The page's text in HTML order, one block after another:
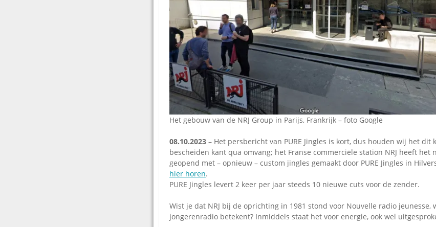
Omroepbanden
Stoomfluit Klaas
Vaak
Uitvinding
jinglecassette
Het gebouw van de NRJ Group in Parijs, Frankrijk – foto Google
08.10.2023 – Het persbericht van PURE Jingles is kort, dus houden wij het dit
bescheiden kant qua omvang; het Franse commerciële station NRJ heeft het
geopend met – opnieuw – custom jingles gemaakt door PURE Jingles in
hier horen.
PURE Jingles levert 2 keer per jaar steeds 10 nieuwe cuts voor de zender.
Wist je dat NRJ bij de oprichting in 1981 stond voor Nouvelle radio jeunesse,
jongerenradio betekent? Inmiddels staat het voor energie, ook wel